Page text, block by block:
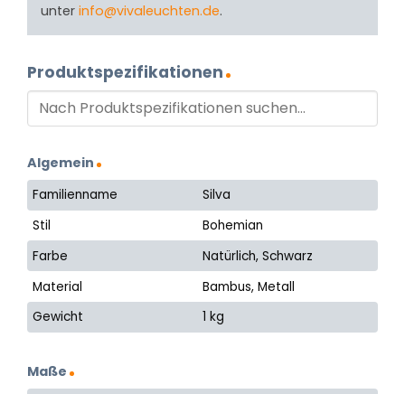
unter info@vivaleuchten.de.
Produktspezifikationen
Algemein
Familienname
Silva
Stil
Bohemian
Farbe
Natürlich, Schwarz
Material
Bambus, Metall
Gewicht
1 kg
Maße